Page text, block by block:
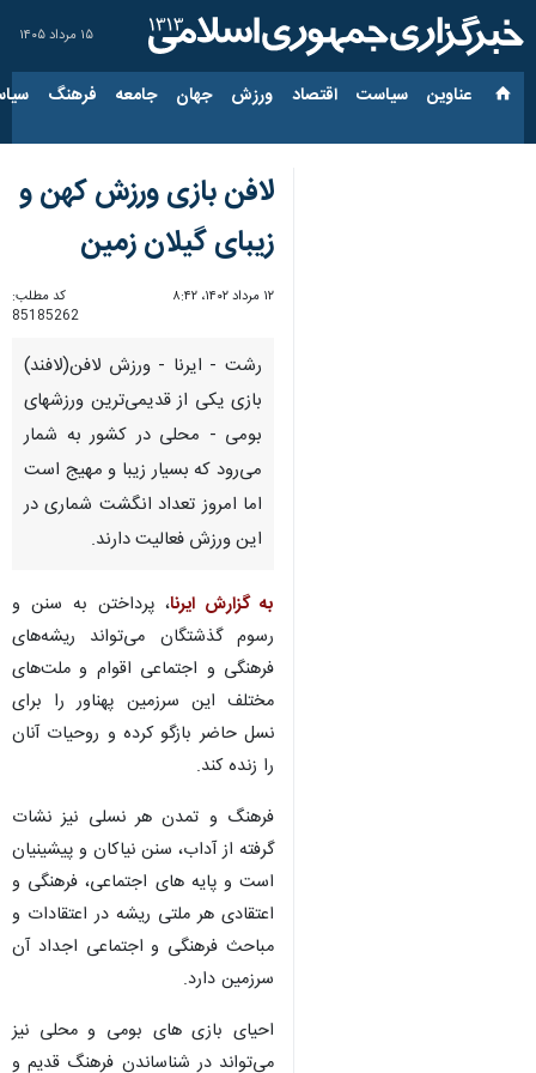
۱۵ مرداد ۱۴۰۵
عناوین‌ سیاست اقتصاد ورزش جهان جامعه فرهنگ
لافن بازی ورزش کهن و
زیبای گیلان زمین
۱۲ مرداد ۱۴۰۲، ۸:۴۲
کد مطلب:
85185262
رشت - ایرنا - ورزش لافن(لافند)
بازی یکی از قدیمی‌ترین ورزشهای
بومی - محلی در کشور به شمار
می‌رود که بسیار زیبا و مهیج است
اما امروز تعداد انگشت شماری در
این ورزش فعالیت دارند.
به گزارش ایرنا، پرداختن به سنن و
رسوم گذشتگان می‌تواند ریشه‌های
فرهنگی و اجتماعی اقوام و ملت‌های
مختلف این سرزمین پهناور را برای
نسل حاضر بازگو کرده و روحیات آنان
را زنده کند.
فرهنگ و تمدن هر نسلی نیز نشات
گرفته از آداب، سنن نیاکان و پیشینیان
است و پایه های اجتماعی، فرهنگی و
اعتقادی هر ملتی ریشه در اعتقادات و
مباحث فرهنگی و اجتماعی اجداد آن
سرزمین دارد.
احیای بازی های بومی و محلی نیز
می‌تواند در شناساندن فرهنگ قدیم و